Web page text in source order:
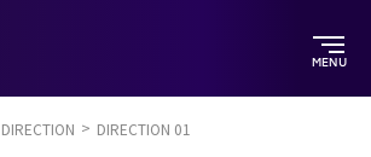
MENU
DIRECTION DIRECTION 01